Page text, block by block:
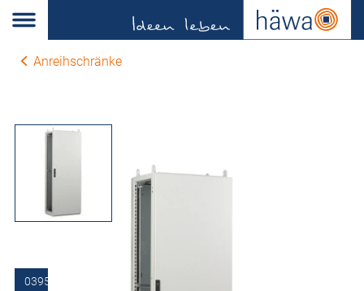
Anreihschränke
0395-4018-60-07